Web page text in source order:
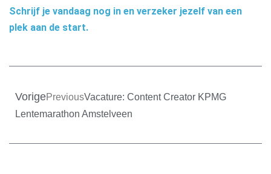
Schrijf je vandaag nog in en verzeker jezelf van een
plek aan de start.
VorigePreviousVacature: Content Creator KPMG
Lentemarathon Amstelveen